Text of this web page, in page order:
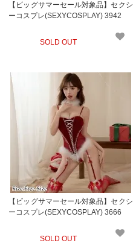
【ビッグサマーセール対象品】セクシ
ーコスプレ(SEXYCOSPLAY) 3942
SOLD OUT
【ビッグサマーセール対象品】セクシ
ーコスプレ(SEXYCOSPLAY) 3666
SOLD OUT